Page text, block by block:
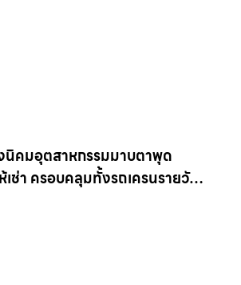
นิคมอุตสาหกรรมมาบตาพุด
เช่า ครอบคลุมทั้งรถเครนรายวัน